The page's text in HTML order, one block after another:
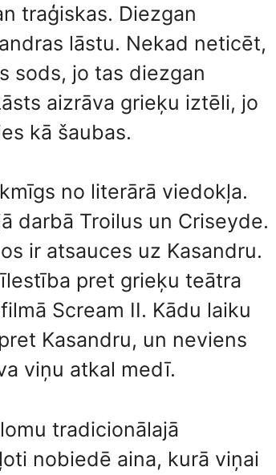
traģiskas. Diezgan
lāstu. Nekad neticēt,
sods, jo tas diezgan
aizrāva grieķu iztēli, jo
kā šaubas.
no literārā viedokļa.
darbā Troilus un Criseyde.
ir atsauces uz Kasandru.
pret grieķu teātra
Scream II. Kādu laiku
Kasandru, un neviens
viņu atkal medī.
tradicionālajā
nobiedē aina, kurā viņai